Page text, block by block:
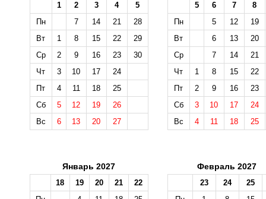
1 2 3 4
5
Пн
7 14 21
28
Вт
1 8 15 22
29
Ср
2 9 16 23
30
Чт
3 10 17
24
Пт
4 11 18
25
Сб
5 12 19
26
Вс
6 13 20 27
5 6 7
8
Пн
5 12
19
Вт
6 13
20
Ср
7 14
21
Чт
1 8 15
22
Пт
2 9 16
23
Сб
3 10 17
24
Вс
4 11 18 25
Январь 2027
18 19 20 21
22
Февраль 2027
23 24
25